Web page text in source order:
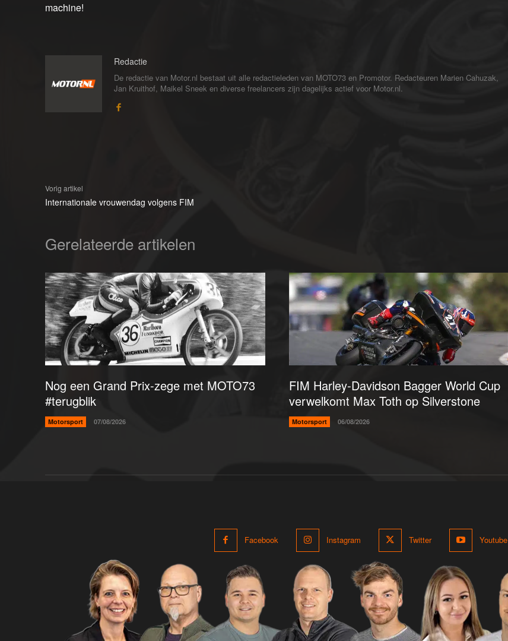
machine!
Redactie
De redactie van Motor.nl bestaat uit alle redactieleden van MOTO73 en Promotor. Redacteuren Marien Cahuzak,
Jan Kruithof, Maikel Sneek en diverse freelancers zijn dagelijks actief voor Motor.nl.
Vorig artikel
Internationale vrouwendag volgens FIM
Gerelateerde artikelen
Nog een Grand Prix-zege met MOTO73
#terugblik
Motorsport 07/08/2026
FIM Harley-Davidson Bagger World Cup
verwelkomt Max Toth op Silverstone
Motorsport 06/08/2026
Facebook Instagram Twitter Youtube